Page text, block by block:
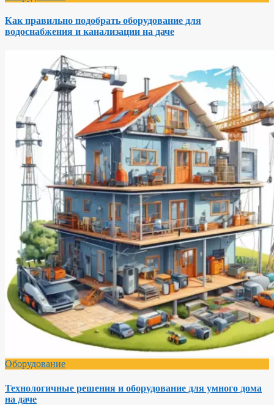
Как правильно подобрать оборудование для
водоснабжения и канализации на даче
Оборудование
Технологичные решения и оборудование для умного дома
на даче